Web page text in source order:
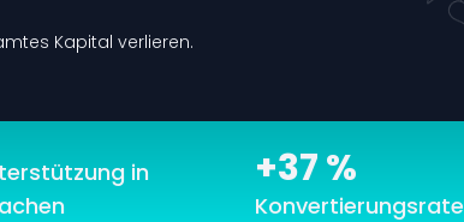
Kapital verlieren.
in
+37 %
Konvertierungsrate